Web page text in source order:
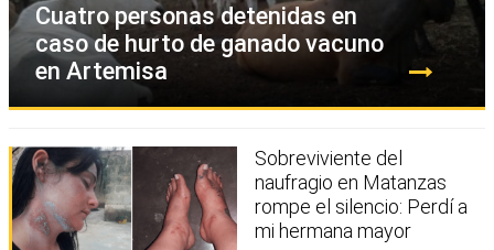
Cuatro personas detenidas en
caso de hurto de ganado vacuno
en Artemisa
Sobreviviente del
naufragio en Matanzas
rompe el silencio: Perdí a
mi hermana mayor